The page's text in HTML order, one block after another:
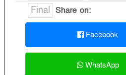
Final Share on:
Facebook
WhatsApp